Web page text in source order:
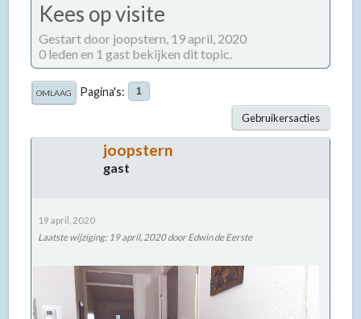
Kees op visite
Gestart door joopstern, 19 april, 2020
0 leden en 1 gast bekijken dit topic.
OMLAAG Pagina's 1
Gebruikersacties
joopstern
gast
19 april, 2020
Laatste wijziging: 19 april, 2020door Edwin de Eerste